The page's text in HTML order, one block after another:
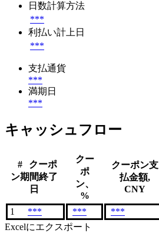
日数計算方法
***
利払い計上日
***
支払通貨
***
満期日
***
キャッシュフロー
#
クーポ
ン期間終了
日
クー
ポ
ン、
%
クーポン支
払金額,
CNY
1 *** *** ***
Excelにエクスポート